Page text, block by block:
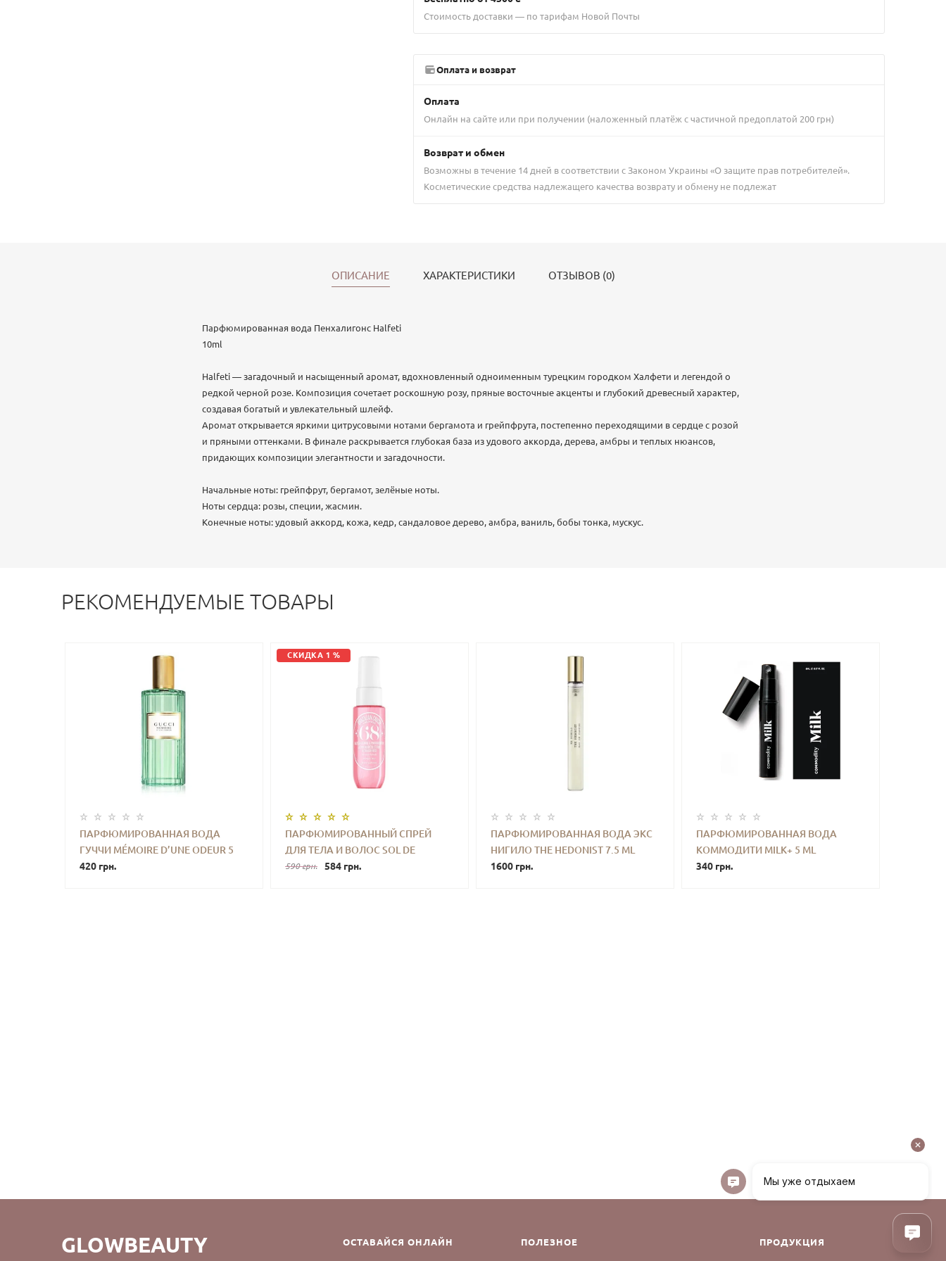
Стоимость доставки — по тарифам Новой Почты
Оплата и возврат
Оплата
Онлайн на сайте или при получении (наложенный платёж с частичной предоплатой 200 грн)
Возврат и обмен
Возможны в течение 14 дней в соответствии с Законом Украины «О защите прав потребителей».
Косметические средства надлежащего качества возврату и обмену не подлежат
ОПИСАНИЕ ХАРАКТЕРИСТИКИ ОТЗЫВОВ (0)
Парфюмированная вода Пенхалигонс Halfeti
10ml
Halfeti — загадочный и насыщенный аромат, вдохновленный одноименным турецким городком Халфети и легендой о
редкой черной розе. Композиция сочетает роскошную розу, пряные восточные акценты и глубокий древесный характер,
создавая богатый и увлекательный шлейф.
Аромат открывается яркими цитрусовыми нотами бергамота и грейпфрута, постепенно переходящими в сердце с розой
и пряными оттенками. В финале раскрывается глубокая база из удового аккорда, дерева, амбры и теплых нюансов,
придающих композиции элегантности и загадочности.
Начальные ноты: грейпфрут, бергамот, зелёные ноты.
Ноты сердца: розы, специи, жасмин.
Конечные ноты: удовый аккорд, кожа, кедр, сандаловое дерево, амбра, ваниль, бобы тонка, мускус.
РЕКОМЕНДУЕМЫЕ ТОВАРЫ
ПАРФЮМИРОВАННАЯ ВОДА
ГУЧЧИ MÉMOIRE D’UNE ODEUR 5
ML
420 грн.
СКИДКА 1 %
ПАРФЮМИРОВАННЫЙ СПРЕЙ
ДЛЯ ТЕЛА И ВОЛОС SOL DE
JANEIRO BRAZILIAN CRUSH
590 грн. 584 грн.
ПАРФЮМИРОВАННАЯ ВОДА ЭКС
НИГИЛО THE HEDONIST 7.5 ML
1600 грн.
ПАРФЮМИРОВАННАЯ ВОДА
КОММОДИТИ MILK+ 5 ML
340 грн.
ОСТАВАЙСЯ ОНЛАЙН ПОЛЕЗНОЕ ПРОДУКЦИЯ
GLOWBEAUTY